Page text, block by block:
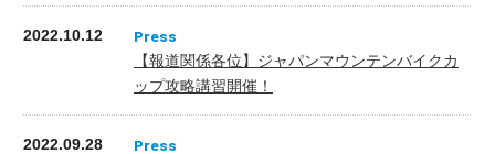
2022.10.12
【報道関係各位】ジャパンマウンテンバイクカ
ップ攻略講習開催！
2022.09.28